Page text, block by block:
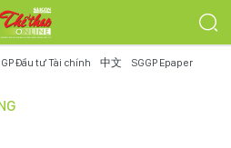
Đầu tư Tài chính 中文 SGGP Epaper